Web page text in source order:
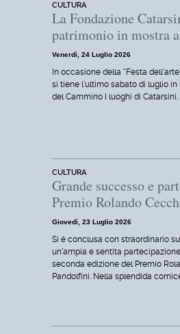
CULTURA
La Fondazione
patrimonio in mostra
Venerdì, 24 Luglio 2026
In occasione della "Festa
si tiene l'ultimo sabato di luglio in
del Cammino I luoghi di Catarsini,
CULTURA
Grande successo e
Premio Rolando
Giovedì, 23 Luglio 2026
Si è conclusa con straordinario
un'ampia e sentita
seconda edizione del Premio
Pandolfini. Nella splendida